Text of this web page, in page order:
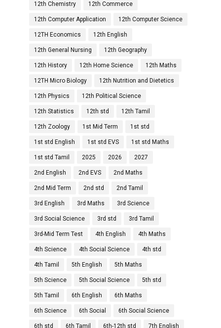
12th Chemistry 12th Commerce
12th Computer Application 12th Computer Science
12TH Economics 12th English
12th General Nursing 12th Geography
12th History 12th Home Science 12th Maths
12TH Micro Biology 12th Nutrition and Dietetics
12th Physics 12th Political Science
12th Statistics 12th std 12th Tamil
12th Zoology 1st Mid Term 1st std
1st std English 1st std EVS 1st std Maths
1st std Tamil 2025 2026 2027
2nd English 2nd EVS 2nd Maths
2nd Mid Term 2nd std 2nd Tamil
3rd English 3rd Maths 3rd Science
3rd Social Science 3rd std 3rd Tamil
3rd-Mid Term Test 4th English 4th Maths
4th Science 4th Social Science 4th std
4th Tamil 5th English 5th Maths
5th Science 5th Social Science 5th std
5th Tamil 6th English 6th Maths
6th Science 6th Social 6th Social Science
6th std 6th Tamil 6th-12th std 7th English